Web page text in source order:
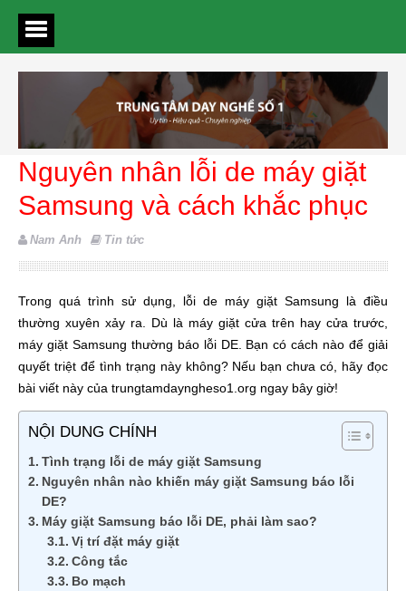
Nguyên nhân lỗi de máy giặt
Samsung và cách khắc phục
Nam Anh Tin tức
Trong quá trình sử dụng, lỗi de máy giặt Samsung là điều
thường xuyên xảy ra. Dù là máy giặt cửa trên hay cửa trước,
máy giặt Samsung thường báo lỗi DE. Bạn có cách nào để giải
quyết triệt để tình trạng này không? Nếu bạn chưa có, hãy đọc
bài viết này của trungtamdayngheso1.org ngay bây giờ!
NỘI DUNG CHÍNH
Tình trạng lỗi de máy giặt Samsung
Nguyên nhân nào khiến máy giặt Samsung báo lỗi
DE?
Máy giặt Samsung báo lỗi DE, phải làm sao?
Vị trí đặt máy giặt
Công tắc
Bo mạch